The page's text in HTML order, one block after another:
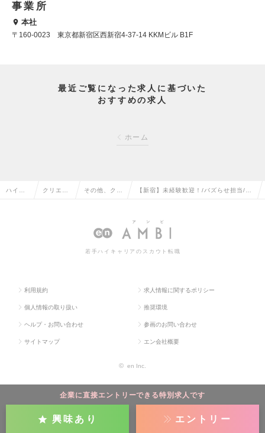
事業所
本社
〒160-0023 東京都新宿区西新宿4-37-14 KKMビル B1F
最近ご覧になった求人に基づいた
おすすめの求人
ホーム
企業に直接エントリーできる特別求人です
興味あり エントリー
ハイク クリエイ その他、クリ
の転職
【新宿】未経験歓迎！/バズらせ担当/事
エイターの求人情報
若手ハイキャリアのスカウト転職
利用規約 求人情報に関するポリシー
個人情報の取り扱い 推奨環境
ヘルプ・お問い合わせ 参画のお問い合わせ
サイトマップ エン会社概要
© en Inc.